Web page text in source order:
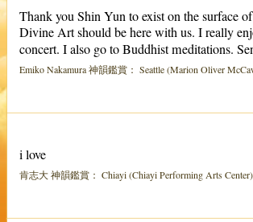
Thank you Shin Yun to exist on the surface
Divine Art should be here with us. I really
concert. I also go to Buddhist meditations.
Emiko Nakamura 神韻鑑賞： Seattle (Marion Oliver
i love
肯志大 神韻鑑賞： Chiayi (Chiayi Performing Arts